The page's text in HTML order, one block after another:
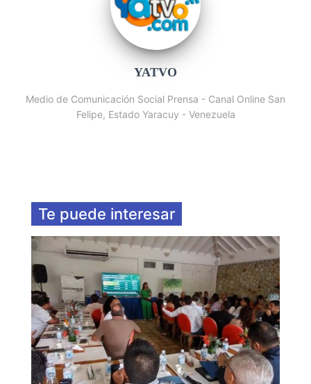
YATVO
Medio de Comunicación Social Prensa - Canal Online San
Felipe, Estado Yaracuy - Venezuela
Te puede interesar